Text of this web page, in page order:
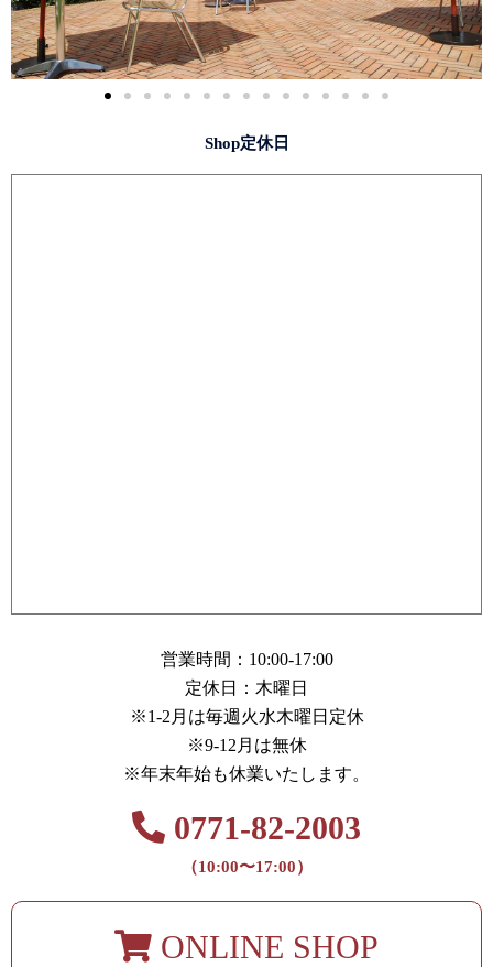
Shop定休日
営業時間：10:00-17:00
定休日：木曜日
※1-2月は毎週火水木曜日定休
※9-12月は無休
※年末年始も休業いたします。
0771-82-2003
（10:00〜17:00）
ONLINE SHOP